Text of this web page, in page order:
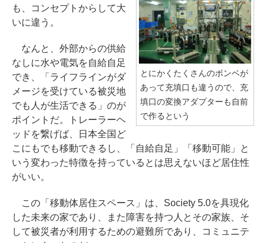
とにかくたくさんのボンベが
あって充填口も違うので、充
填口の変換アダプターも自前
で作るという
も、コンセプトからして大
いに違う。
なんと、外部からの供給
なしに水や電気を自給自足
でき、「ライフラインがダ
メージを受けている被災地
でも人が生活できる」のが
ポイントだ。トレーラーヘ
ッドを繋げば、日本全国ど
こにもでも移動できるし、「自給自足」「移動可能」と
いう変わった特徴を持っているとは思えないほど居住性
がいい。
この「移動体居住スペース」は、Society 5.0を具現化
した未来の家であり、また障害を持つ人とその家族、そ
して被災者が利用するための避難所であり、コミュニテ